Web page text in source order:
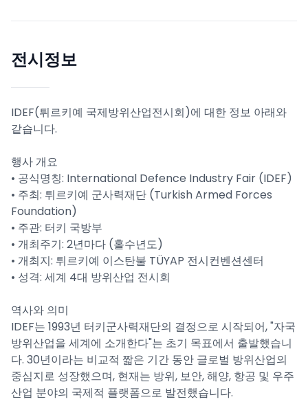
전시정보
IDEF(튀르키예 국제방위산업전시회)에 대한 정보 아래와
같습니다.
행사 개요
• 공식명칭: International Defence Industry Fair (IDEF)
• 주최: 튀르키예 군사력재단 (Turkish Armed Forces
Foundation)
• 주관: 터키 국방부
• 개최주기: 2년마다 (홀수년도)
• 개최지: 튀르키예 이스탄불 TÜYAP 전시컨벤션센터
• 성격: 세계 4대 방위산업 전시회
역사와 의미
IDEF는 1993년 터키군사력재단의 결정으로 시작되어, "자국
방위산업을 세계에 소개한다"는 초기 목표에서 출발했습니
다. 30년이라는 비교적 짧은 기간 동안 글로벌 방위산업의
중심지로 성장했으며, 현재는 방위, 보안, 해양, 항공 및 우주
산업 분야의 국제적 플랫폼으로 발전했습니다.